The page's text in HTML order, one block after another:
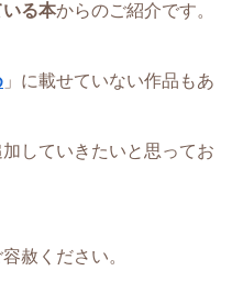
る本からのご紹介です。
」に載せていない作品もあ
していきたいと思ってお
赦ください。